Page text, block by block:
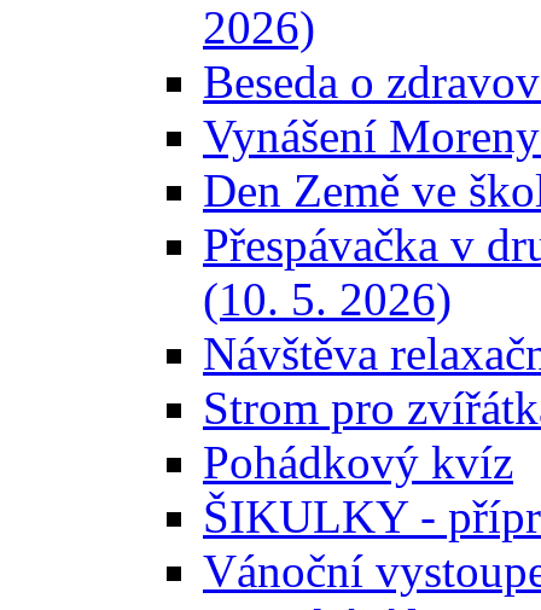
2026)
Beseda o
Vynášení
Den Země ve
Přespávačka v
(10. 5. 2026)
Návštěva
Strom pro
Pohádkový kvíz
ŠIKULKY -
Vánoční